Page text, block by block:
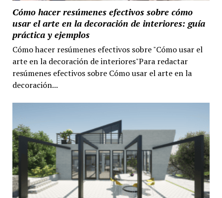
Cómo hacer resúmenes efectivos sobre cómo
usar el arte en la decoración de interiores: guía
práctica y ejemplos
Cómo hacer resúmenes efectivos sobre "Cómo usar el
arte en la decoración de interiores"Para redactar
resúmenes efectivos sobre Cómo usar el arte en la
decoración...